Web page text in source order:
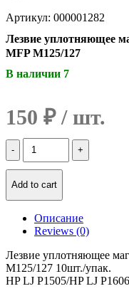
Артикул: 000001282
Лезвие уплотняющее
MFP M125/127
В наличии 7
150 ₽
Количество
Лезвие
уплотняющее
магнитного
P1005/PRO
M125/127
Add to cart
Описание
Reviews (0)
Лезвие уплотняющее
M125/127 10шт./упак.
HP LJ P1505/HP LJ P1606